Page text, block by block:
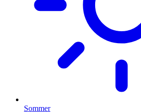
Sommer